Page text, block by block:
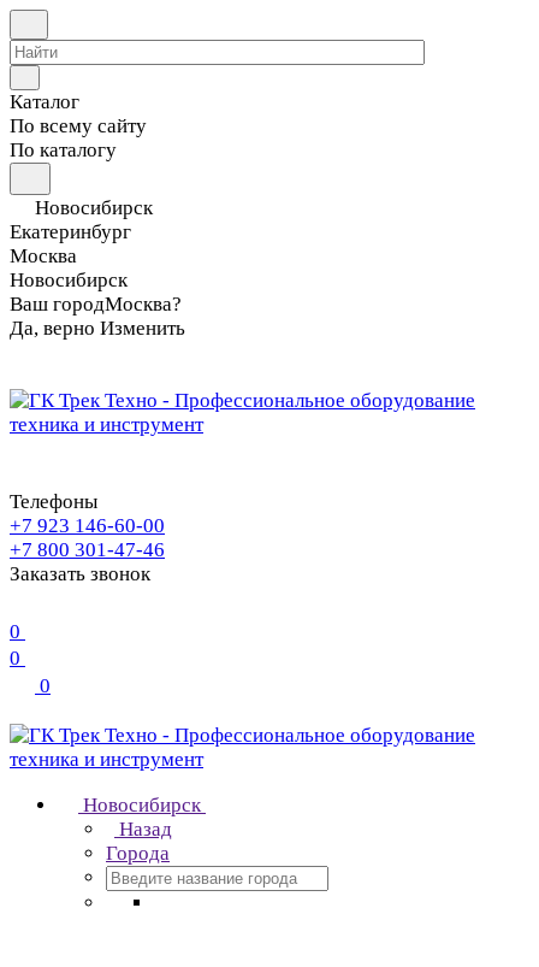
Каталог
По всему сайту
По каталогу
Новосибирск
Екатеринбург
Москва
Новосибирск
Ваш городМосква?
Да, верно Изменить
Телефоны
+7 923 146-60-00
+7 800 301-47-46
Заказать звонок
0
0
0
Новосибирск
Назад
Города